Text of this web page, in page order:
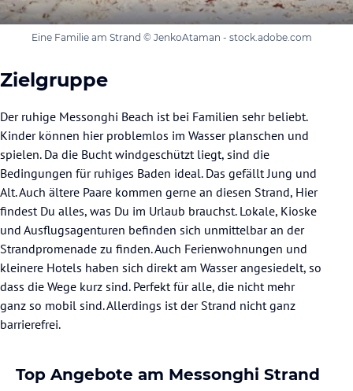
Eine Familie am Strand © JenkoAtaman - stock.adobe.com
Zielgruppe
Der ruhige Messonghi Beach ist bei Familien sehr beliebt.
Kinder können hier problemlos im Wasser planschen und
spielen. Da die Bucht windgeschützt liegt, sind die
Bedingungen für ruhiges Baden ideal. Das gefällt Jung und
Alt. Auch ältere Paare kommen gerne an diesen Strand, Hier
findest Du alles, was Du im Urlaub brauchst. Lokale, Kioske
und Ausflugsagenturen befinden sich unmittelbar an der
Strandpromenade zu finden. Auch Ferienwohnungen und
kleinere Hotels haben sich direkt am Wasser angesiedelt, so
dass die Wege kurz sind. Perfekt für alle, die nicht mehr
ganz so mobil sind. Allerdings ist der Strand nicht ganz
barrierefrei.
Top Angebote am Messonghi Strand